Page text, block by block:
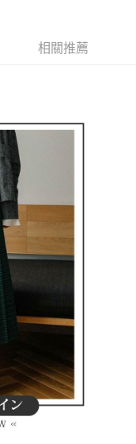
付你分期系統評分，恕無
台灣大直營門市／銀行轉
簡稱本公司）所提供，讓
由商店將買賣／分期付款
繳交帳款。
目的，商店將以您的個人
進項蒐集、處理及利用，
核對及更正。
userRule
結帳。
連結，可透過四大超商／
易完成。
您需要取消訂單，請聯絡
有效，需透過AFTEE先享
面顯示為準，若有關於
請聯繫「AFTEE先享後付
support/home
先享後付」服務完成之交
交易相關給付款項請求債
人之同意方可使用
失，本公司不負相關責
之用戶狀況，依本公司即
相關推薦